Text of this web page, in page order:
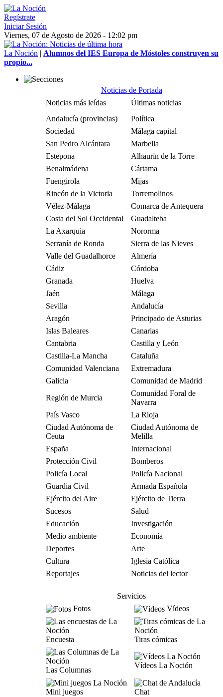
Regístrate
Iniciar Sesión
Viernes, 07 de Agosto de 2026 - 12:02 pm
La Noción | Alumnos del IES Europa de Móstoles construyen su
propio...
Noticias de Portada
Noticias más leídas
Últimas noticias
Andalucía (provincias)
Política
Sociedad
Málaga capital
San Pedro Alcántara
Marbella
Estepona
Alhaurín de la Torre
Benalmádena
Cártama
Fuengirola
Mijas
Rincón de la Victoria
Torremolinos
Vélez-Málaga
Comarca de Antequera
Costa del Sol Occidental
Guadalteba
La Axarquía
Nororma
Serranía de Ronda
Sierra de las Nieves
Valle del Guadalhorce
Almería
Cádiz
Córdoba
Granada
Huelva
Jaén
Málaga
Sevilla
Andalucía
Aragón
Principado de Asturias
Islas Baleares
Canarias
Cantabria
Castilla y León
Castilla-La Mancha
Cataluña
Comunidad Valenciana
Extremadura
Galicia
Comunidad de Madrid
Región de Murcia
Comunidad Foral de
Navarra
País Vasco
La Rioja
Ciudad Autónoma de
Ceuta
Ciudad Autónoma de
Melilla
España
Internacional
Protección Civil
Bomberos
Policía Local
Policía Nacional
Guardia Civil
Armada Española
Ejército del Aire
Ejército de Tierra
Sucesos
Salud
Educación
Investigación
Medio ambiente
Economía
Deportes
Arte
Cultura
Iglesia Católica
Reportajes
Noticias del lector
Servicios
Fotos
Vídeos
Encuesta Tiras cómicas
Las Columnas
Vídeos La Noción
Mini juegos
Chat